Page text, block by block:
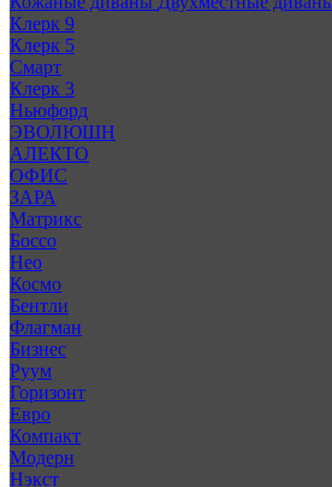
Клерк 9
Клерк 5
Смарт
Клерк 3
Ньюфорд
ЭВОЛЮШН
АЛЕКТО
ОФИС
ЗАРА
Матрикс
Боссо
Нео
Космо
Бентли
Флагман
Бизнес
Руум
Горизонт
Евро
Компакт
Модерн
Нэкст